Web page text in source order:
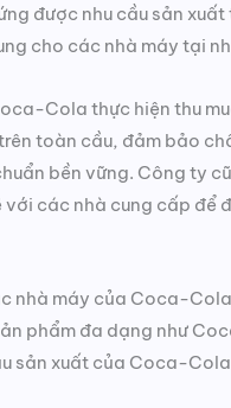
được nhu cầu sản
cho các nhà máy tại
Cola thực hiện thu
toàn cầu, đảm bảo
bền vững. Công ty
với các nhà cung cấp để
nhà máy của Coca-
phẩm đa dạng như
sản xuất của Coca-